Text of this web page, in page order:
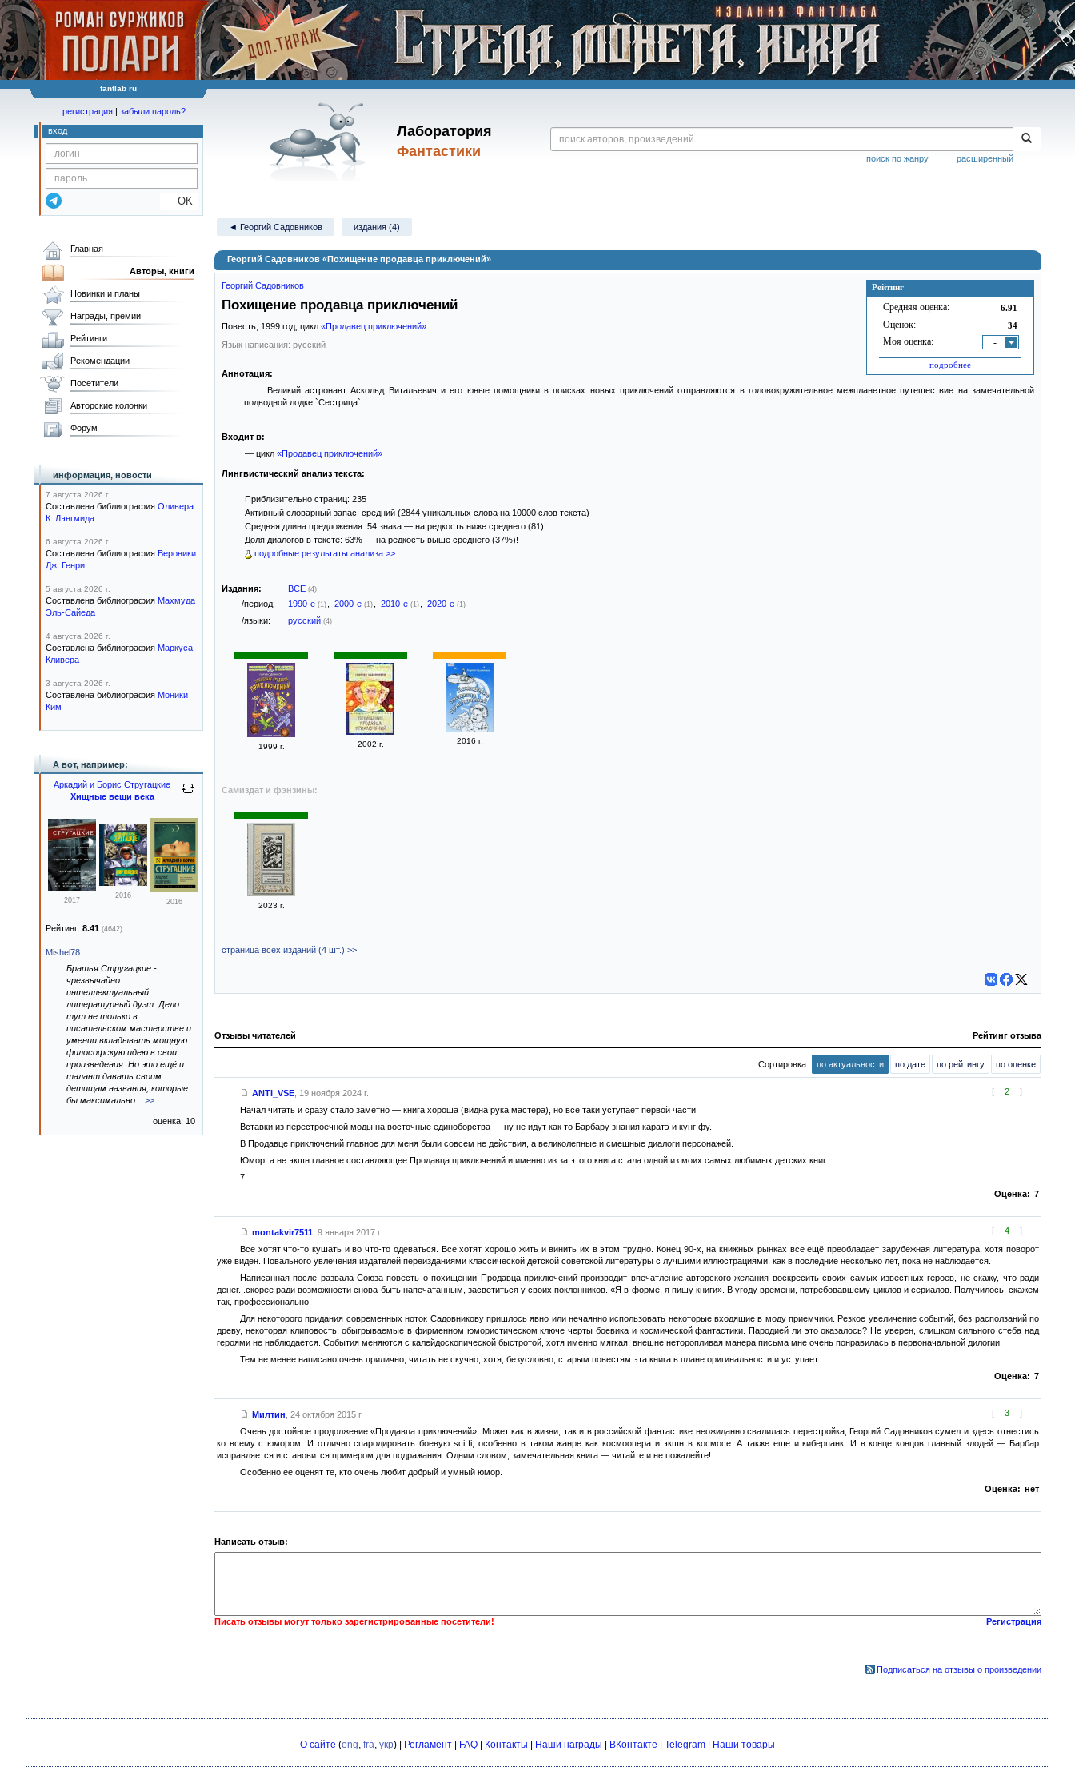
fantlab ru
Лаборатория
Фантастики
расширенный
поиск по жанру
регистрация | забыли пароль?
вход
OK
◄ Георгий Садовников издания (4)
Георгий Садовников «Похищение продавца приключений»
Рейтинг
Средняя оценка: 6.91
Оценок: 34
Моя оценка: -
подробнее
Георгий Садовников
Похищение продавца приключений
Повесть, 1999 год; цикл «Продавец приключений»
Язык написания: русский
Аннотация:
Великий астронавт Аскольд Витальевич и его юные помощники в поисках новых приключений отправляются в головокружительное межпланетное путешествие на замечательной
подводной лодке `Сестрица`
Входит в:
— цикл «Продавец приключений»
Лингвистический анализ текста:
Приблизительно страниц: 235
Активный словарный запас: средний (2844 уникальных слова на 10000 слов текста)
Средняя длина предложения: 54 знака — на редкость ниже среднего (81)!
Доля диалогов в тексте: 63% — на редкость выше среднего (37%)!
подробные результаты анализа >>
Издания: ВСЕ (4)
/период: 1990-е (1) 2000-е (1) 2010-е (1) 2020-е (1)
/языки: русский (4)
1999 г. 2002 г. 2016 г.
Самиздат и фэнзины:
2023 г.
страница всех изданий (4 шт.) >>
Отзывы читателей Рейтинг отзыва
Сортировка: по актуальности по дате по рейтингу по оценке
[ 2 ]
ANTI_VSE, 19 ноября 2024 г.
Начал читать и сразу стало заметно — книга хороша (видна рука мастера), но всё таки уступает первой части
Вставки из перестроечной моды на восточные единоборства — ну не идут как то Барбару знания каратэ и кунг фу.
В Продавце приключений главное для меня были совсем не действия, а великолепные и смешные диалоги персонажей.
Юмор, а не экшн главное составляющее Продавца приключений и именно из за этого книга стала одной из моих самых любимых детских книг.
7
Оценка: 7
[ 4 ]
montakvir7511, 9 января 2017 г.
Все хотят что-то кушать и во что-то одеваться. Все хотят хорошо жить и винить их в этом трудно. Конец 90-х, на книжных рынках все ещё преобладает зарубежная литература, хотя поворот
уже виден. Повального увлечения издателей переизданиями классической детской советской литературы с лучшими иллюстрациями, как в последние несколько лет, пока не наблюдается.
Написанная после развала Союза повесть о похищении Продавца приключений производит впечатление авторского желания воскресить своих самых известных героев, не скажу, что ради
денег...скорее ради возможности снова быть напечатанным, засветиться у своих поклонников. «Я в форме, я пишу книги». В угоду времени, потребовавшему циклов и сериалов. Получилось, скажем
так, профессионально.
Для некоторого придания современных ноток Садовникову пришлось явно или нечаянно использовать некоторые входящие в моду приемчики. Резкое увеличение событий, без расползаний по
древу, некоторая клиповость, обыгрываемые в фирменном юмористическом ключе черты боевика и космической фантастики. Пародией ли это оказалось? Не уверен, слишком сильного стеба над
героями не наблюдается. События меняются с калейдоскопической быстротой, хотя именно мягкая, внешне неторопливая манера письма мне очень понравилась в первоначальной дилогии.
Тем не менее написано очень прилично, читать не скучно, хотя, безусловно, старым повестям эта книга в плане оригинальности и уступает.
Оценка: 7
[ 3 ]
Милтин 24 октября 2015 г.
Очень достойное продолжение «Продавца приключений». Может как в жизни, так и в российской фантастике неожиданно свалилась перестройка, Георгий Садовников сумел и здесь отнестись
ко всему с юмором. И отлично спародировать боевую sci fi, особенно в таком жанре как космоопера и экшн в космосе. А также еще и киберпанк. И в конце концов главный злодей — Барбар
исправляется и становится примером для подражания. Одним словом, замечательная книга — читайте и не пожалейте!
Особенно ее оценят те, кто очень любит добрый и умный юмор.
Оценка: нет
Написать отзыв:
Писать отзывы могут только зарегистрированные посетители! Регистрация
Подписаться на отзывы о произведении
Главная
Авторы, книги
Новинки и планы
Награды, премии
Рейтинги
Рекомендации
Посетители
Авторские колонки
Форум
информация, новости
7 августа 2026 г.
Составлена библиография Оливера
К. Лэнгмида
6 августа 2026 г.
Составлена библиография Вероники
Дж. Генри
5 августа 2026 г.
Составлена библиография Махмуда
Эль-Сайеда
4 августа 2026 г.
Составлена библиография Маркуса
Кливера
3 августа 2026 г.
Составлена библиография Моники
Ким
А вот, например:
Аркадий и Борис Стругацкие
Хищные вещи века
2017
2016
2016
Рейтинг: 8.41 (4642)
Mishel78:
Братья Стругацкие -
чрезвычайно
интеллектуальный
литературный дуэт. Дело
тут не только в
писательском мастерстве и
умении вкладывать мощную
философскую идею в свои
произведения. Но это ещё и
талант давать своим
детищам названия, которые
бы максимально
>>
оценка: 10
О сайте (eng, fra, укр) | Регламент FAQ Контакты Наши награды ВКонтакте Telegram Наши товары